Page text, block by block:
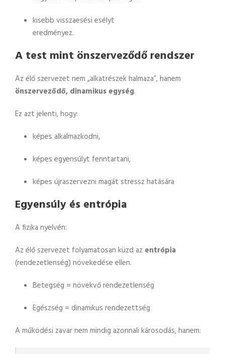
kisebb visszaesési esélyt
eredményez.
A test mint önszerveződő rendszer
Az élő szervezet nem „alkatrészek halmaza”, hanem
önszerveződő, dinamikus egység.
Ez azt jelenti, hogy:
képes alkalmazkodni,
képes egyensúlyt fenntartani,
képes újraszervezni magát stressz hatására
Egyensúly és entrópia
A fizika nyelvén:
Az élő szervezet folyamatosan küzd az entrópia
(rendezetlenség) növekedése ellen.
Betegség = növekvő rendezetlenség
Egészség = dinamikus rendezettség
A működési zavar nem mindig azonnali károsodás, hanem: